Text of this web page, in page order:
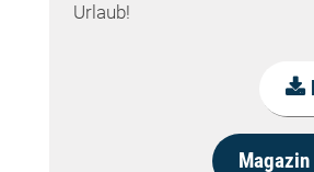
Urlaub!